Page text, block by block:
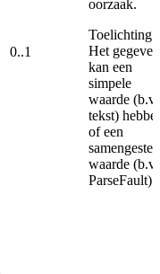
0..1
oorzaak.
Toelichting:
Het gegeven
kan een
simpele
waarde (b.v.
tekst)
of een
waarde (b.v.
ParseFault).